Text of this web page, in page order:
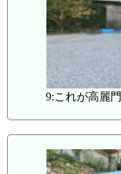
9:これが高麗